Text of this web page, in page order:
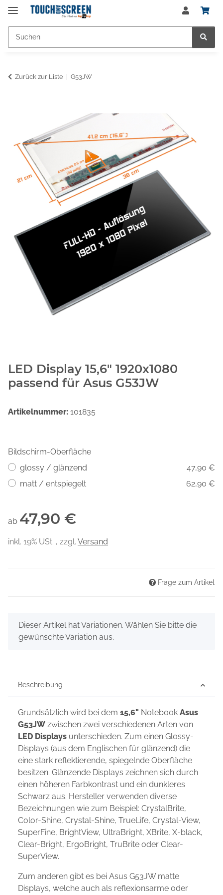
Zurück zur Liste G53JW
LED Display 15,6" 1920x1080
passend für Asus G53JW
Artikelnummer: 101835
Bildschirm-Oberfläche
glossy / glänzend
47,90 €
matt / entspiegelt
62,90 €
ab 47,90 €
inkl. 19% USt. , zzgl. Versand
Frage zum Artikel
x
Dieser Artikel hat Variationen. Wählen Sie bitte die
gewünschte Variation aus.
Beschreibung
Grundsätzlich wird bei dem 15,6" Notebook Asus
G53JW zwischen zwei verschiedenen Arten von
LED Displays unterschieden. Zum einen Glossy-
Displays (aus dem Englischen für glänzend) die
eine stark reflektierende, spiegelnde Oberfläche
besitzen. Glänzende Displays zeichnen sich durch
einen höheren Farbkontrast und ein dunkleres
Schwarz aus. Hersteller verwenden diverse
Bezeichnungen wie zum Beispiel: CrystalBrite,
Color-Shine, Crystal-Shine, TrueLife, Crystal-View,
SuperFine, BrightView, UltraBright, XBrite, X-black,
Clear-Bright, ErgoBright, TruBrite oder Clear-
SuperView.
Zum anderen gibt es bei Asus G53JW matte
Displays, welche auch als reflexionsarme oder